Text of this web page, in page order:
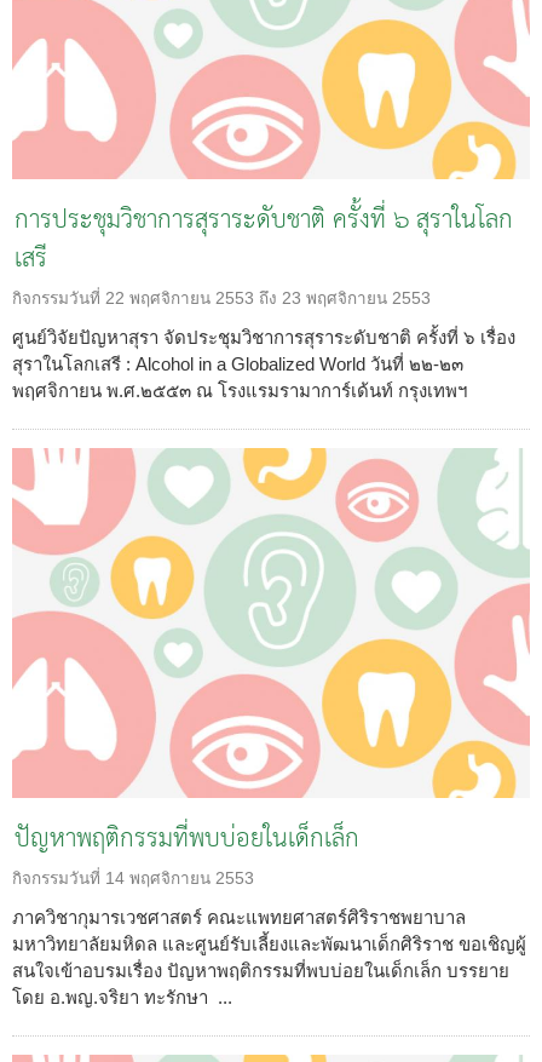
การประชุมวิชาการสุราระดับชาติ ครั้งที่ ๖ สุราในโลก
เสรี
กิจกรรมวันที่ 22 พฤศจิกายน 2553 ถึง 23 พฤศจิกายน 2553
ศูนย์วิจัยปัญหาสุรา จัดประชุมวิชาการสุราระดับชาติ ครั้งที่ ๖ เรื่อง
สุราในโลกเสรี : Alcohol in a Globalized World วันที่ ๒๒-๒๓
พฤศจิกายน พ.ศ.๒๕๕๓ ณ โรงแรมรามาการ์เด้นท์ กรุงเทพฯ
ปัญหาพฤติกรรมที่พบบ่อยในเด็กเล็ก
กิจกรรมวันที่ 14 พฤศจิกายน 2553
ภาควิชากุมารเวชศาสตร์ คณะแพทยศาสตร์ศิริราชพยาบาล
มหาวิทยาลัยมหิดล และศูนย์รับเลี้ยงและพัฒนาเด็กศิริราช ขอเชิญผู้
สนใจเข้าอบรมเรื่อง ปัญหาพฤติกรรมที่พบบ่อยในเด็กเล็ก บรรยาย
โดย อ.พญ.จริยา ทะรักษา ...